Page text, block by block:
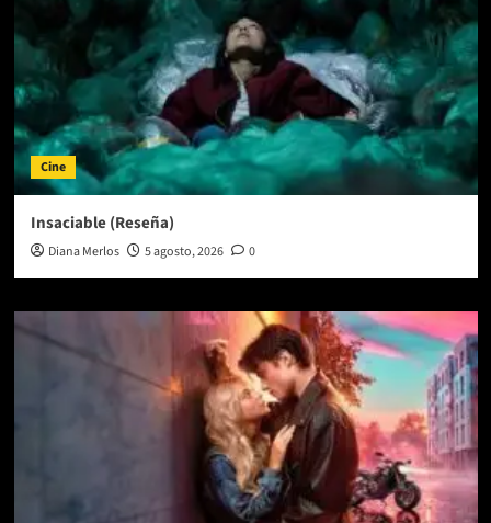
Cine
Insaciable (Reseña)
Diana Merlos 5 agosto, 2026 0